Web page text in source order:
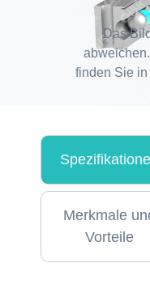
Das
finden Sie
Merkmale
Vorteile